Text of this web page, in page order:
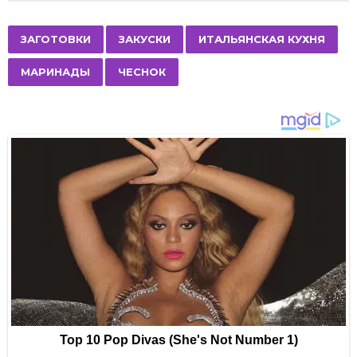
P
a
g
a
ЗАГОТОВКИ ЗАКУСКИ ИТАЛЬЯНСКАЯ КУХНЯ
МАРИНАДЫ ЧЕСНОК